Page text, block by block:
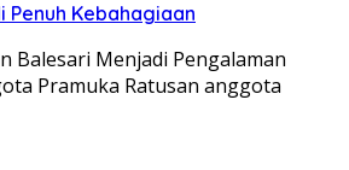
Penuh Kebahagiaan
Balesari Menjadi Pengalaman
Pramuka Ratusan anggota